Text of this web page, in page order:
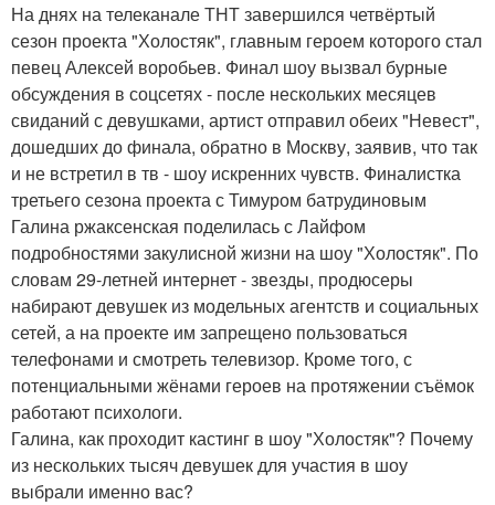
На днях на телеканале ТНТ завершился четвёртый
сезон проекта "Холостяк", главным героем которого стал
певец Алексей воробьев. Финал шоу вызвал бурные
обсуждения в соцсетях - после нескольких месяцев
свиданий с девушками, артист отправил обеих "Невест",
дошедших до финала, обратно в Москву, заявив, что так
и не встретил в тв - шоу искренних чувств. Финалистка
третьего сезона проекта с Тимуром батрудиновым
Галина ржаксенская поделилась с Лайфом
подробностями закулисной жизни на шоу "Холостяк". По
словам 29-летней интернет - звезды, продюсеры
набирают девушек из модельных агентств и социальных
сетей, а на проекте им запрещено пользоваться
телефонами и смотреть телевизор. Кроме того, с
потенциальными жёнами героев на протяжении съёмок
работают психологи.
Галина, как проходит кастинг в шоу "Холостяк"? Почему
из нескольких тысяч девушек для участия в шоу
выбрали именно вас?